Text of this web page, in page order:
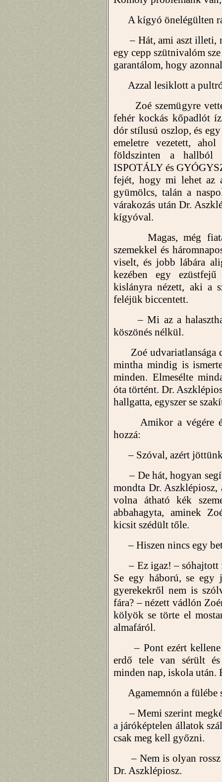
A kígyó önelégülten
– Hát, ami aszt illeti,
egy cepp szütnivalóm
garantálom, hogy
Azzal lesiklott a
Zoé szemügyre vette
fehér kockás kőpadlót
dór stílusú oszlop, és
emeletre vezetett,
földszinten a
ISPOTÁLY és
fejét, hogy mi lehet az
gyümölcs, talán a
várakozás után Dr.
kígyóval.
Magas, még
szemekkel és
viselt, és jobb lábára
kezében egy
kislányra nézett, aki a
feléjük biccentett.
– Mi az a
köszönés nélkül.
Zoé udvariatlansága
mintha mindig is
minden. Elmesélte
óta történt. Dr.
hallgatta, egyszer se
Amikor a végére
hozzá:
– Szóval, azért
– De hát, hogyan
mondta Dr.
volna átható kék
abbahagyta, aminek
kicsit szédült tőle.
– Hiszen nincs egy
– Ez igaz! – sóhajtott
Se egy háború, se egy
gyerekekről nem is
fára? – nézett vádlón
kölyök se törte el
almafáról.
– Pont ezért kellene
erdő tele van sérült
minden nap, iskola után.
Agamemnón a fülébe
– Memi szerint
a járóképtelen állatok
csak meg kell győzni.
– Nem is olyan rossz
Dr. Aszklépiosz.